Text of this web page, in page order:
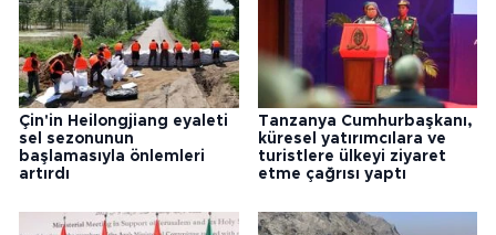
Çin'in Heilongjiang eyaleti
sel sezonunun
başlamasıyla önlemleri
artırdı
Tanzanya Cumhurbaşkanı,
küresel yatırımcılara ve
turistlere ülkeyi ziyaret
etme çağrısı yaptı